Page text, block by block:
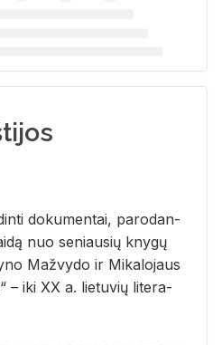
do­ku­men­tai, pa­ro­dan­
nuo se­niau­sių kny­gų
Ma­žvy­do ir Mi­ka­lo­jaus
– iki XX a. lie­tu­vių li­te­ra­